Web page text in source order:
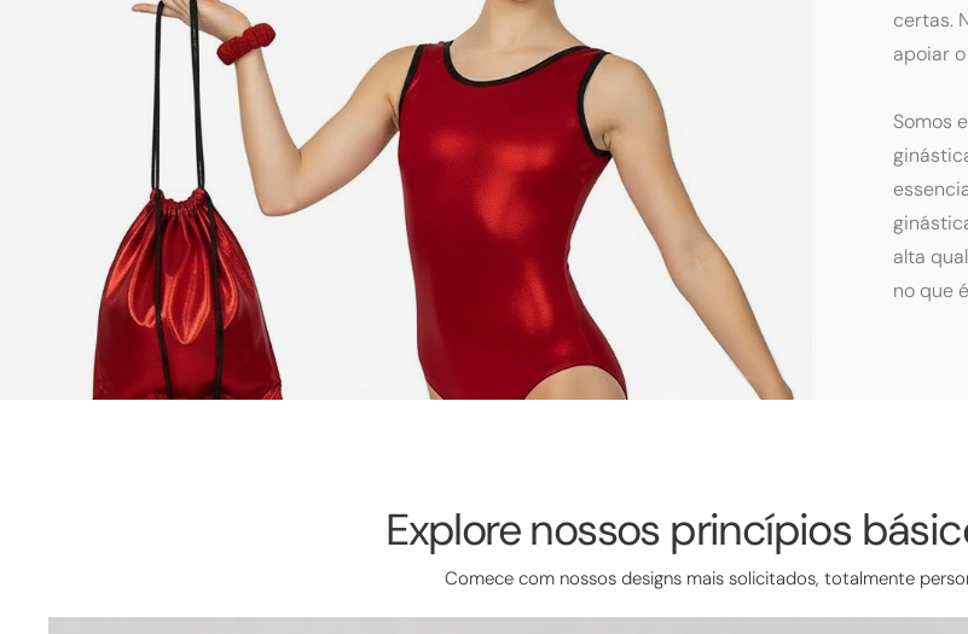
certas.
apoiar
Somos
alta
no que
Explore nossos princípios
Comece com nossos designs mais solicitados, totalmente